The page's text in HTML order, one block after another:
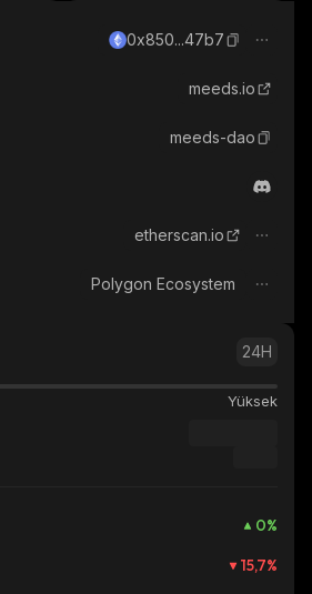
0x850...47b7
meeds.io
meeds-dao
etherscan.io
Polygon Ecosystem
24H
Yüksek
0%
15,7%